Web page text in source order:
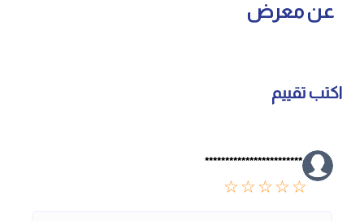
عن معرض
اكتب تقييم
************************
☆ ☆ ☆ ☆ ☆